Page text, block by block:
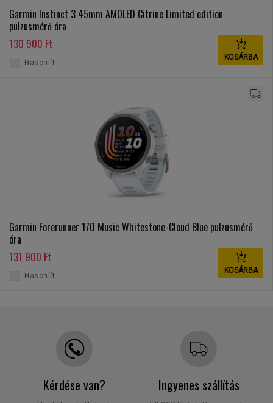
Garmin Instinct 3 45mm AMOLED Citrine Limited edition
pulzusmérő óra
130 900 Ft
KOSÁRBA
Hasonlít
Garmin Forerunner 170 Music Whitestone-Cloud Blue pulzusmérő
óra
131 900 Ft
KOSÁRBA
Hasonlít
Kérdése van? Ingyenes szállítás